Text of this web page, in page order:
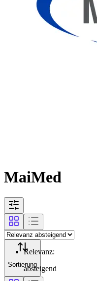
MaiMed
Sortierung
Relevanz:
absteigend